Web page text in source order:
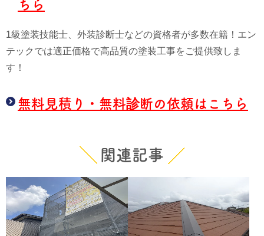
ちら
1級塗装技能士、外装診断士などの資格者が多数在籍！エン
テックでは適正価格で高品質の塗装工事をご提供致しま
す！
無料見積り・無料診断の依頼はこちら
関連記事